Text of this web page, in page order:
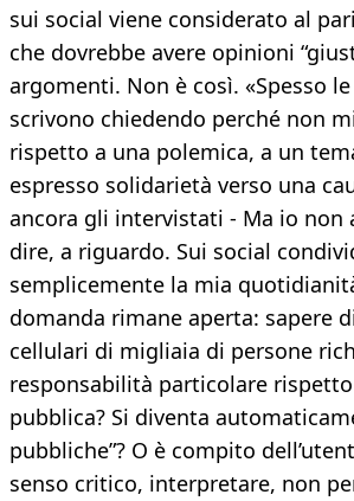
sui social viene considerato al
che dovrebbe avere opinioni
argomenti. Non è così. «Spesso
scrivono chiedendo perché non
rispetto a una polemica, a un
espresso solidarietà verso una
ancora gli intervistati - Ma io non
dire, a riguardo. Sui social
semplicemente la mia
domanda rimane aperta: sapere
cellulari di migliaia di persone
responsabilità particolare
pubblica? Si diventa
pubbliche”? O è compito
senso critico, interpretare, non